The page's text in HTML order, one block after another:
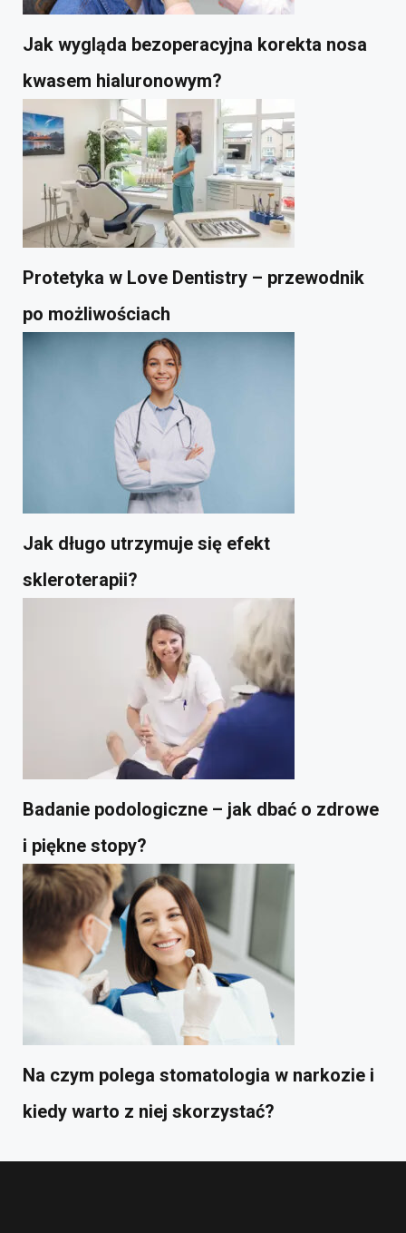
Jak wygląda bezoperacyjna korekta nosa
kwasem hialuronowym?
Protetyka w Love Dentistry – przewodnik
po możliwościach
Jak długo utrzymuje się efekt
skleroterapii?
Badanie podologiczne – jak dbać o zdrowe
i piękne stopy?
Na czym polega stomatologia w narkozie i
kiedy warto z niej skorzystać?